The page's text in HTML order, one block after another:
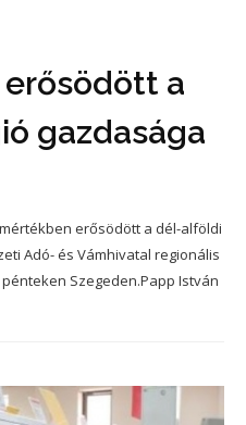
a
gazdasága
erősödött a dél-alföldi
Adó- és Vámhivatal regionális
Szegeden.Papp István